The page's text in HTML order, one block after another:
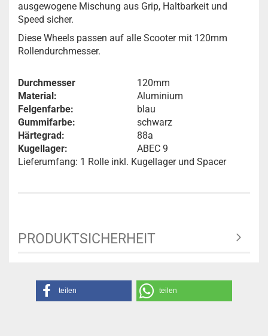
ausgewogene Mischung aus Grip, Haltbarkeit und
Speed sicher.
Diese Wheels passen auf alle Scooter mit 120mm
Rollendurchmesser.
Durchmesser
Material:
Felgenfarbe:
Gummifarbe:
Härtegrad:
Kugellager:
120mm
Aluminium
blau
schwarz
88a
ABEC 9
Lieferumfang: 1 Rolle inkl. Kugellager und Spacer
PRODUKTSICHERHEIT
teilen teilen